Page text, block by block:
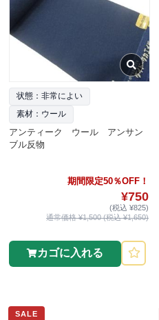
状態：非常によい
素材：ウール
アンティーク ウール アンサン
ブル反物
期間限定50％OFF！
¥750
(税込 ¥825)
通常価格 ¥1,500 (税込 ¥1,650)
カゴに入れる
SALE